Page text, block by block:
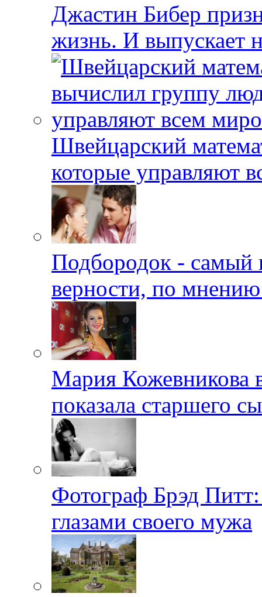
Джастин Бибер
жизнь. И выпускает
Швейцарский
которые управляют
Подбородок - самый
верности, по
Мария Кожевникова
показала старшего
Фотограф Брэд
глазами своего мужа